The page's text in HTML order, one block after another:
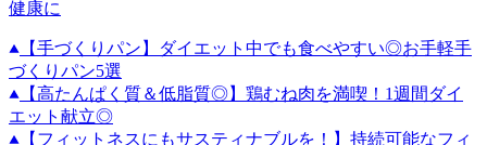
健康に
【手づくりパン】ダイエット中でも食べやすい◎お手軽手
づくりパン5選
【高たんぱく質＆低脂質◎】鶏むね肉を満喫！1週間ダイ
エット献立◎
【フィットネスにもサスティナブルを！】持続可能なフィ